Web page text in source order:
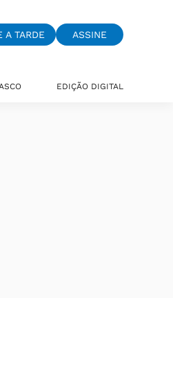
A TARDE ASSINE
EDIÇÃO DIGITAL